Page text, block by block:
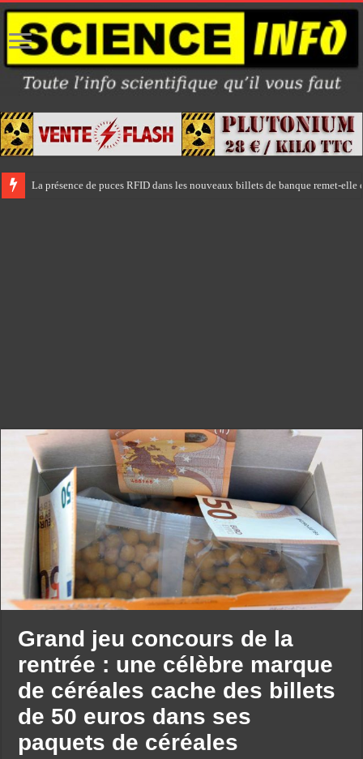
La présence de puces RFID dans les nouveaux billets de banque remet-
Grand jeu concours de la
rentrée : une célèbre marque
de céréales cache des billets
de 50 euros dans ses
paquets de céréales